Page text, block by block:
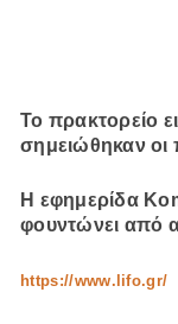
Το πρακτορείο
σημειώθηκαν οι
Η εφημερίδα
φουντώνει από
https://www.lifo.gr/